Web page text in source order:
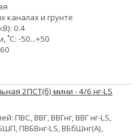
каналах и грунте
0.4
˚С: -50...+50
2ПСТ(б) мини - 4/6 нг-LS
ПВС, ВВГ, ВВГнг, ВВГ нг-LS,
ПВБВнг-LS, ВБбШнг(А),